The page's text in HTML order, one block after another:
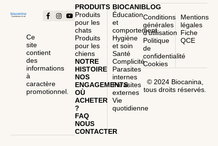
Ce
site
contient
des
informations
à
caractère
promotionnel.
PRODUITS
Produits
pour les
chats
Produits
pour les
chiens
NOTRE
HISTOIRE
NOS
ENGAGEMENTS
OÙ
ACHETER
?
FAQ
NOUS
CONTACTER
BIOCANIBLOG
Éducation
et
comportement
Hygiène
et soin
Santé
Complicité
Parasites
internes
Parasites
externes
Vie
quotidienne
Conditions
générales
d’utilisation
Politique
de
confidentialité
Cookies
Mentions
légales
Fiche
QCE
© 2024 Biocanina,
tous droits réservés.